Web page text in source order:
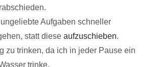
Aufgaben schneller
statt diese aufzuschieben.
zu trinken, da ich in jeder Pause ein
trinke.